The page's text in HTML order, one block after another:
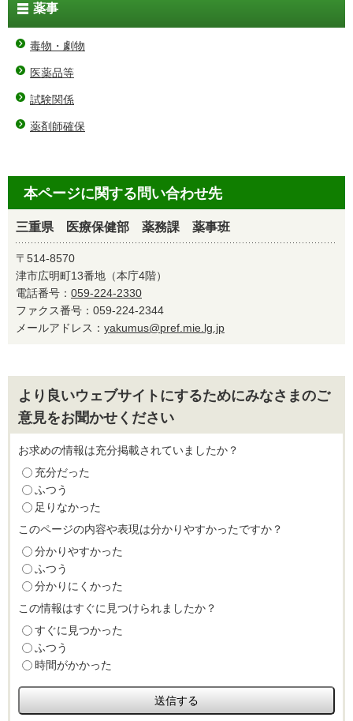
薬事
毒物・劇物
医薬品等
試験関係
薬剤師確保
本ページに関する問い合わせ先
三重県 医療保健部 薬務課 薬事班
〒514-8570
津市広明町13番地（本庁4階）
電話番号： 059-224-2330
ファクス番号：059-224-2344
メールアドレス： yakumus@pref.mie.lg.jp
より良いウェブサイトにするためにみなさまのご
意見をお聞かせください
お求めの情報は充分掲載されていましたか？
充分だった
ふつう
足りなかった
このページの内容や表現は分かりやすかったですか？
分かりやすかった
ふつう
分かりにくかった
この情報はすぐに見つけられましたか？
すぐに見つかった
ふつう
時間がかかった